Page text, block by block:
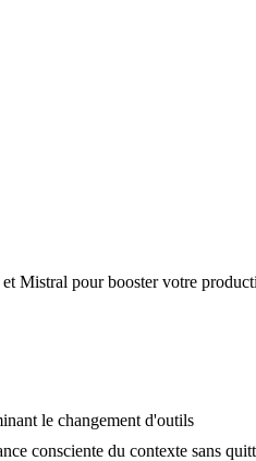
Mistral pour booster votre
le changement d'outils
consciente du contexte sans